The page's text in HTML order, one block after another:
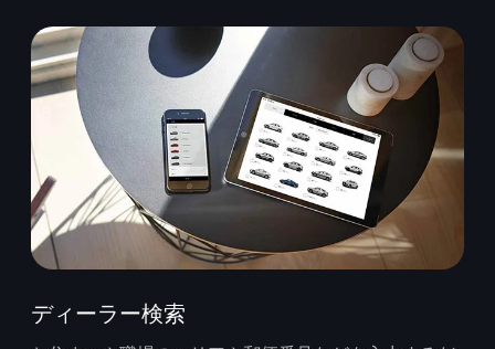
ディーラー検索